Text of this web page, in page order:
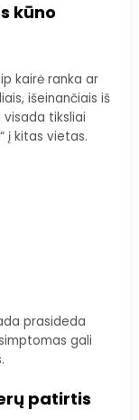
kūno
kairė ranka ar
išeinančiais iš
tiksliai
į kitas vietas.
prasideda
gali
patirtis